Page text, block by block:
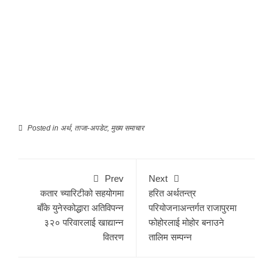
Posted in अर्थ, ताजा-अपडेट, मुख्य समाचार
Prev
कतार च्यारिटीको सहयोगमा
बाँके युनेस्कोद्धारा अतिविपन्न
३२० परिवारलाई खाद्यान्न
वितरण
Next
हरित अर्थतन्त्र
परियोजनाअन्तर्गत राजापुरमा
फोहोरलाई मोहोर बनाउने
तालिम सम्पन्न